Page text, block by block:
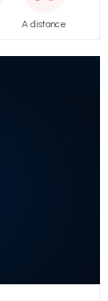
A distance